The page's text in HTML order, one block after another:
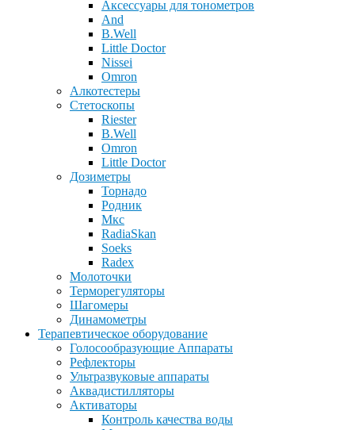
Аксессуары для тонометров
And
B.Well
Little Doctor
Nissei
Omron
Алкотестеры
Стетоскопы
Riester
B.Well
Omron
Little Doctor
Дозиметры
Торнадо
Родник
Мкс
RadiaSkan
Soeks
Radex
Молоточки
Терморегуляторы
Шагомеры
Динамометры
Терапевтическое оборудование
Голосообразующие Аппараты
Рефлекторы
Ультразвуковые аппараты
Аквадистилляторы
Активаторы
Контроль качества воды